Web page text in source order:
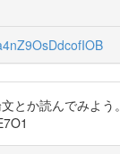
とか読んでみよう。